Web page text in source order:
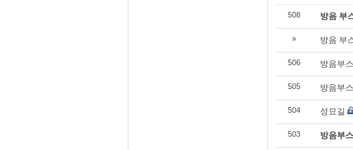
508 방음 부
» 방음 부
506 방음부
505 방음부
504 성묘길
503 방음부